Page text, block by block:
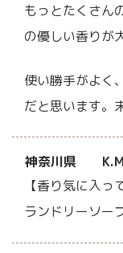
もっとたくさん
の優しい香りが
使い勝手がよく
だと思います。
神奈川県
【香り気に入っ
ランドリーソー